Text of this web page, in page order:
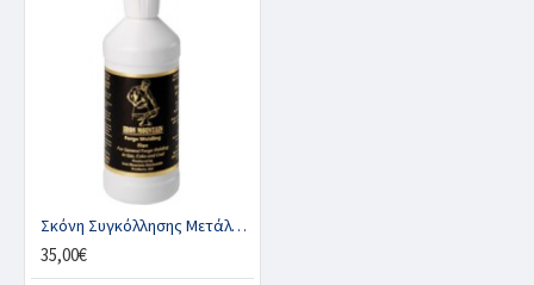
Σκόνη Συγκόλλησης Μετάλλου, IRON MOUNTAIN
35,00€